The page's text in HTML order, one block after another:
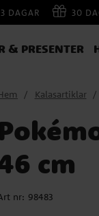
DAGAR 30
& PRESENTER
Kalasartiklar
cm
nr: 98483